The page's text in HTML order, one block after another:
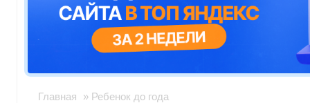
Главная » Ребенок до года